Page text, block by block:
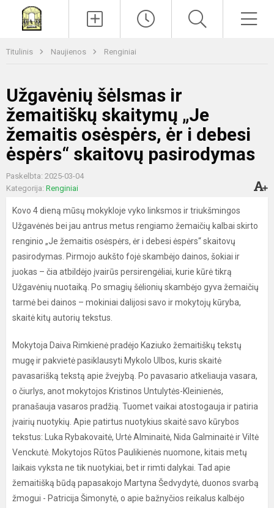
Titulinis Naujienos Renginiai
Užgavėnių šėlsmas ir
žemaitiškų skaitymų „Je
žemaitis osėspėrs, ėr i debesi
ėspėrs“ skaitovų pasirodymas
Paskelbta: 2025-03-04
Kategorija: Renginiai
Kovo 4 dieną mūsų mokykloje vyko linksmos ir triukšmingos
Užgavėnės bei jau antrus metus rengiamo žemaičių kalbai skirto
renginio „Je žemaitis osėspėrs, ėr i debesi ėspėrs“ skaitovų
pasirodymas. Pirmojo aukšto fojė skambėjo dainos, šokiai ir
juokas – čia atbildėjo įvairūs persirengėliai, kurie kūrė tikrą
Užgavėnių nuotaiką. Po smagių šėlionių skambėjo gyva žemaičių
tarmė bei dainos – mokiniai dalijosi savo ir mokytojų kūryba,
skaitė kitų autorių tekstus.
Mokytoja Daiva Rimkienė pradėjo Kaziuko žemaitiškų tekstų
mugę ir pakvietė pasiklausyti Mykolo Ulbos, kuris skaitė
pavasarišką tekstą apie žvejybą. Po pavasario atkeliauja vasara,
o čiurlys, anot mokytojos Kristinos Untulytės-Kleinienės,
pranašauja vasaros pradžią. Tuomet vaikai atostogauja ir patiria
įvairių nuotykių. Apie patirtus nuotykius skaitė savo kūrybos
tekstus: Luka Rybakovaitė, Urtė Alminaitė, Nida Galminaitė ir Viltė
Venckutė. Mokytojos Rūtos Paulikienės nuomone, kitais metų
laikais vyksta ne tik nuotykiai, bet ir rimti dalykai. Tad apie
žemaitišką būdą papasakojo Martyna Šedvydytė, duonos svarbą
žmogui - Patricija Šimonytė, o apie bažnyčios reikalus kalbėjo